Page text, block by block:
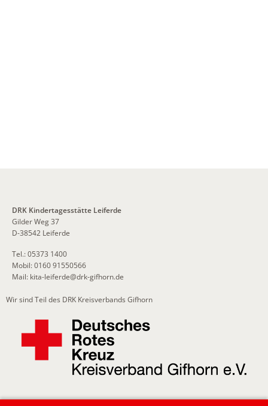
DRK Kindertagesstätte Leiferde
Gilder Weg 37
D-38542 Leiferde
Tel.: 05373 1400
Mobil: 0160 91550566
Mail: kita-leiferde@drk-gifhorn.de
Wir sind Teil des DRK Kreisverbands Gifhorn